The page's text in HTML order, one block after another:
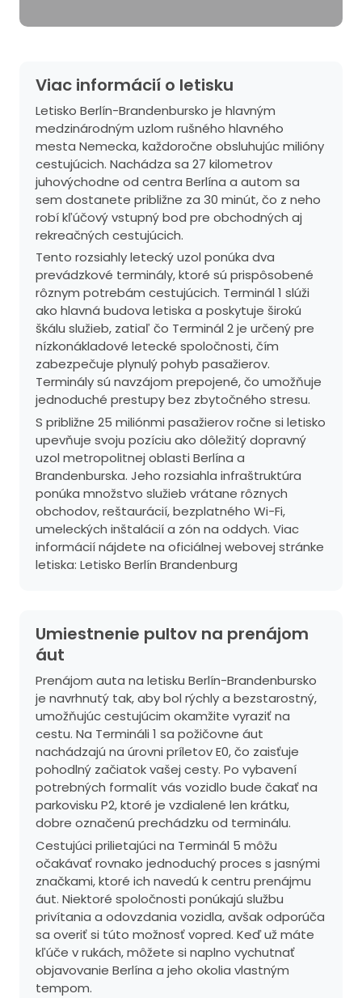
Viac informácií o letisku
Letisko Berlín-Brandenbursko je hlavným
medzinárodným uzlom rušného hlavného
mesta Nemecka, každoročne obsluhujúc milióny
cestujúcich. Nachádza sa 27 kilometrov
juhovýchodne od centra Berlína a autom sa
sem dostanete približne za 30 minút, čo z neho
robí kľúčový vstupný bod pre obchodných aj
rekreačných cestujúcich.
Tento rozsiahly letecký uzol ponúka dva
prevádzkové terminály, ktoré sú prispôsobené
rôznym potrebám cestujúcich. Terminál 1 slúži
ako hlavná budova letiska a poskytuje širokú
škálu služieb, zatiaľ čo Terminál 2 je určený pre
nízkonákladové letecké spoločnosti, čím
zabezpečuje plynulý pohyb pasažierov.
Terminály sú navzájom prepojené, čo umožňuje
jednoduché prestupy bez zbytočného stresu.
S približne 25 miliónmi pasažierov ročne si letisko
upevňuje svoju pozíciu ako dôležitý dopravný
uzol metropolitnej oblasti Berlína a
Brandenburska. Jeho rozsiahla infraštruktúra
ponúka množstvo služieb vrátane rôznych
obchodov, reštaurácií, bezplatného Wi-Fi,
umeleckých inštalácií a zón na oddych. Viac
informácií nájdete na oficiálnej webovej stránke
letiska: Letisko Berlín Brandenburg
Umiestnenie pultov na prenájom
áut
Prenájom auta na letisku Berlín-Brandenbursko
je navrhnutý tak, aby bol rýchly a bezstarostný,
umožňujúc cestujúcim okamžite vyraziť na
cestu. Na Termináli 1 sa požičovne áut
nachádzajú na úrovni príletov E0, čo zaisťuje
pohodlný začiatok vašej cesty. Po vybavení
potrebných formalít vás vozidlo bude čakať na
parkovisku P2, ktoré je vzdialené len krátku,
dobre označenú prechádzku od terminálu.
Cestujúci prilietajúci na Terminál 5 môžu
očakávať rovnako jednoduchý proces s jasnými
značkami, ktoré ich navedú k centru prenájmu
áut. Niektoré spoločnosti ponúkajú službu
privítania a odovzdania vozidla, avšak odporúča
sa overiť si túto možnosť vopred. Keď už máte
kľúče v rukách, môžete si naplno vychutnať
objavovanie Berlína a jeho okolia vlastným
tempom.